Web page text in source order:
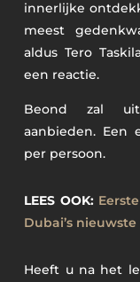
innerlijke
meest
aldus Tero
een reactie.
Beond zal
aanbieden. Een
per persoon.
LEES OOK:
Dubai’s
Heeft u na het